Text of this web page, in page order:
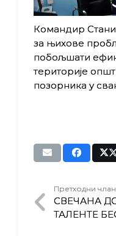
Командир
за њихове
побољшати
територије
позорника у
Претходни
СВЕЧАНА
ТАЛЕНТЕ